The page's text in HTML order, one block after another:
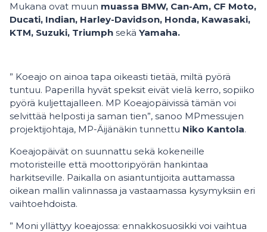
Mukana ovat muun muassa BMW, Can-Am, CF Moto,
Ducati, Indian, Harley-Davidson, Honda, Kawasaki,
KTM, Suzuki, Triumph sekä Yamaha.
” Koeajo on ainoa tapa oikeasti tietää, miltä pyörä
tuntuu. Paperilla hyvät speksit eivät vielä kerro, sopiiko
pyörä kuljettajalleen. MP Koeajopäivissä tämän voi
selvittää helposti ja saman tien”, sanoo MPmessujen
projektijohtaja, MP-Äijänäkin tunnettu Niko Kantola.
Koeajopäivät on suunnattu sekä kokeneille
motoristeille että moottoripyörän hankintaa
harkitseville. Paikalla on asiantuntijoita auttamassa
oikean mallin valinnassa ja vastaamassa kysymyksiin eri
vaihtoehdoista.
” Moni yllättyy koeajossa: ennakkosuosikki voi vaihtua